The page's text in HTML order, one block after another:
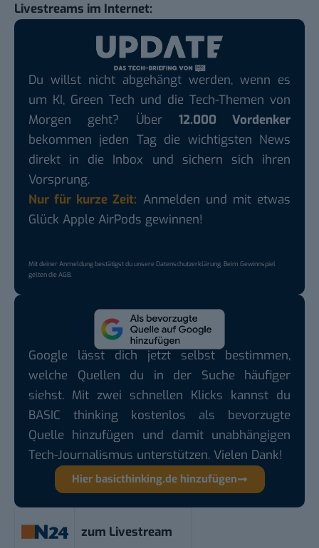
Livestreams im Internet:
Du willst nicht abgehängt werden, wenn es
um KI, Green Tech und die Tech-Themen von
Morgen geht? Über 12.000 Vordenker
bekommen jeden Tag die wichtigsten News
direkt in die Inbox und sichern sich ihren
Vorsprung.
Nur für kurze Zeit: Anmelden und mit etwas
Glück Apple AirPods gewinnen!
Mit deiner Anmeldung bestätigst du unsereDatenschutzerklärung. Beim Gewinnspiel
gelten dieAGB.
Google lässt dich jetzt selbst bestimmen,
welche Quellen du in der Suche häufiger
siehst. Mit zwei schnellen Klicks kannst du
BASIC thinking kostenlos als bevorzugte
Quelle hinzufügen und damit unabhängigen
Tech-Journalismus unterstützen. Vielen Dank!
Hier basicthinking.de hinzufügen
zum Livestream